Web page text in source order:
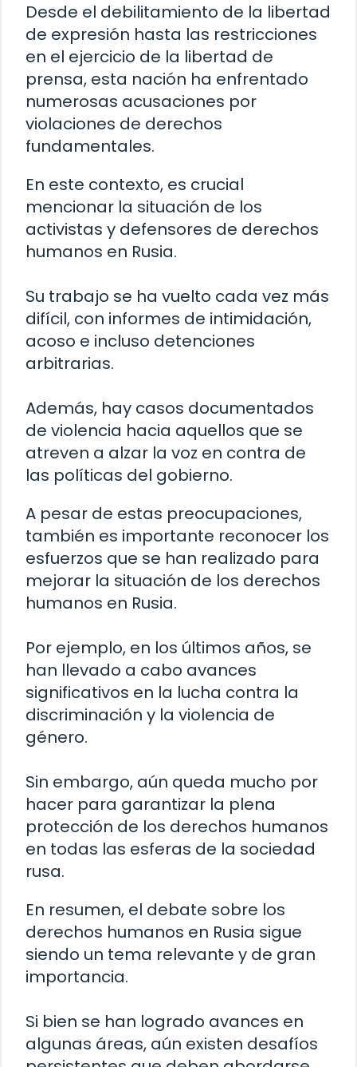
Desde el debilitamiento de la libertad
de expresión hasta las restricciones
en el ejercicio de la libertad de
prensa, esta nación ha enfrentado
numerosas acusaciones por
violaciones de derechos
fundamentales.
En este contexto, es crucial
mencionar la situación de los
activistas y defensores de derechos
humanos en Rusia.
Su trabajo se ha vuelto cada vez más
difícil, con informes de intimidación,
acoso e incluso detenciones
arbitrarias.
Además, hay casos documentados
de violencia hacia aquellos que se
atreven a alzar la voz en contra de
las políticas del gobierno.
A pesar de estas preocupaciones,
también es importante reconocer los
esfuerzos que se han realizado para
mejorar la situación de los derechos
humanos en Rusia.
Por ejemplo, en los últimos años, se
han llevado a cabo avances
significativos en la lucha contra la
discriminación y la violencia de
género.
Sin embargo, aún queda mucho por
hacer para garantizar la plena
protección de los derechos humanos
en todas las esferas de la sociedad
rusa.
En resumen, el debate sobre los
derechos humanos en Rusia sigue
siendo un tema relevante y de gran
importancia.
Si bien se han logrado avances en
algunas áreas, aún existen desafíos